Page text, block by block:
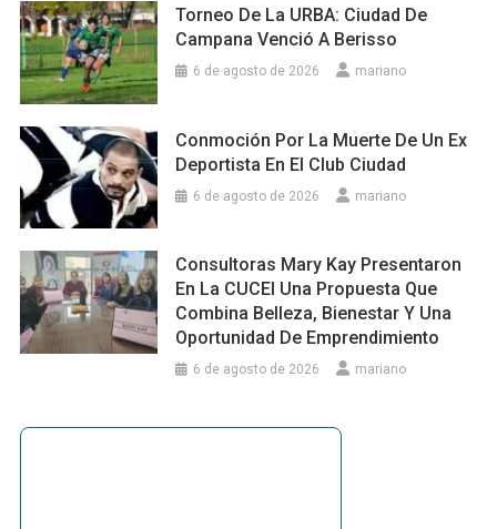
Torneo De La URBA: Ciudad De
Campana Venció A Berisso
6 de agosto de 2026 mariano
Conmoción Por La Muerte De Un Ex
Deportista En El Club Ciudad
6 de agosto de 2026 mariano
Consultoras Mary Kay Presentaron
En La CUCEI Una Propuesta Que
Combina Belleza, Bienestar Y Una
Oportunidad De Emprendimiento
6 de agosto de 2026 mariano